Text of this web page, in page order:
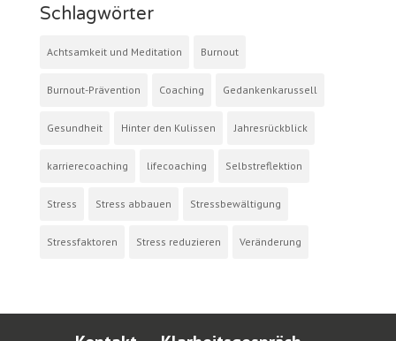
Schlagwörter
Achtsamkeit und Meditation Burnout
Burnout-Prävention Coaching Gedankenkarussell
Gesundheit Hinter den Kulissen Jahresrückblick
karrierecoaching lifecoaching Selbstreflektion
Stress Stress abbauen Stressbewältigung
Stressfaktoren Stress reduzieren Veränderung